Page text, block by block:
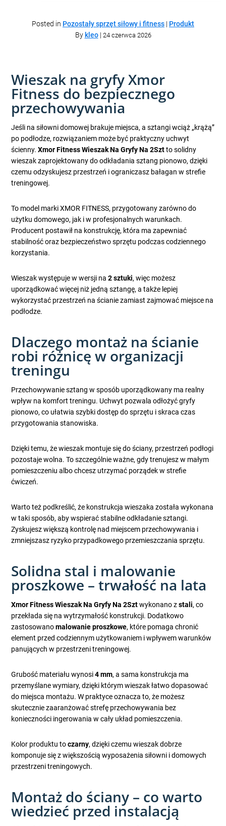
Posted in Pozostały sprzęt siłowy i fitness | Produkt
By kleo| 24 czerwca 2026
Wieszak na gryfy Xmor
Fitness do bezpiecznego
przechowywania
Jeśli na siłowni domowej brakuje miejsca, a sztangi wciąż „krążą”
po podłodze, rozwiązaniem może być praktyczny uchwyt
ścienny.Xmor Fitness Wieszak Na Gryfy Na 2Sztto solidny
wieszak zaprojektowany do odkładania sztang pionowo, dzięki
czemu odzyskujesz przestrzeń i ograniczasz bałagan w strefie
treningowej.
To model marki XMOR FITNESS, przygotowany zarówno do
użytku domowego, jak i w profesjonalnych warunkach.
Producent postawił na konstrukcję, która ma zapewniać
stabilność oraz bezpieczeństwo sprzętu podczas codziennego
korzystania.
Wieszak występuje w wersji na2 sztuki, więc możesz
uporządkować więcej niż jedną sztangę, a także lepiej
wykorzystać przestrzeń na ścianie zamiast zajmować miejsce na
podłodze.
Dlaczego montaż na ścianie
robi różnicę w organizacji
treningu
Przechowywanie sztang w sposób uporządkowany ma realny
wpływ na komfort treningu. Uchwyt pozwala odłożyć gryfy
pionowo, co ułatwia szybki dostęp do sprzętu i skraca czas
przygotowania stanowiska.
Dzięki temu, że wieszak montuje się do ściany, przestrzeń podłogi
pozostaje wolna. To szczególnie ważne, gdy trenujesz w małym
pomieszczeniu albo chcesz utrzymać porządek w strefie
ćwiczeń.
Warto też podkreślić, że konstrukcja wieszaka została wykonana
w taki sposób, aby wspierać stabilne odkładanie sztangi.
Zyskujesz większą kontrolę nad miejscem przechowywania i
zmniejszasz ryzyko przypadkowego przemieszczania sprzętu.
Solidna stal i malowanie
proszkowe – trwałość na lata
Xmor Fitness Wieszak Na Gryfy Na 2Sztwykonano zstali, co
przekłada się na wytrzymałość konstrukcji. Dodatkowo
zastosowanomalowanie proszkowe, które pomaga chronić
element przed codziennym użytkowaniem i wpływem warunków
panujących w przestrzeni treningowej.
Grubość materiału wynosi4 mm, a sama konstrukcja ma
przemyślane wymiary, dzięki którym wieszak łatwo dopasować
do miejsca montażu. W praktyce oznacza to, że możesz
skutecznie zaaranżować strefę przechowywania bez
konieczności ingerowania w cały układ pomieszczenia.
Kolor produktu toczarny, dzięki czemu wieszak dobrze
komponuje się z większością wyposażenia siłowni i domowych
przestrzeni treningowych.
Montaż do ściany – co warto
wiedzieć przed instalacją